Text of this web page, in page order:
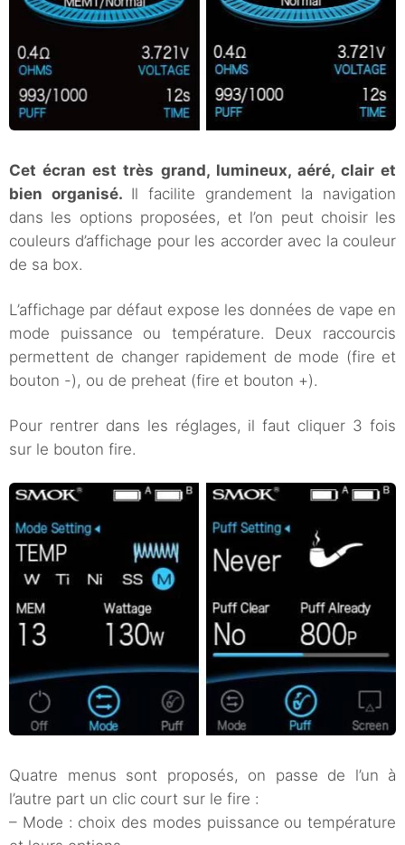
Cet écran est très grand, lumineux, aéré, clair et
bien organisé. Il facilite grandement la navigation
dans les options proposées, et l’on peut choisir les
couleurs d’affichage pour les accorder avec la couleur
de sa box.
L’affichage par défaut expose les données de vape en
mode puissance ou température. Deux raccourcis
permettent de changer rapidement de mode (fire et
bouton -), ou de preheat (fire et bouton +).
Pour rentrer dans les réglages, il faut cliquer 3 fois
sur le bouton fire.
Quatre menus sont proposés, on passe de l’un à
l’autre part un clic court sur le fire :
– Mode : choix des modes puissance ou température